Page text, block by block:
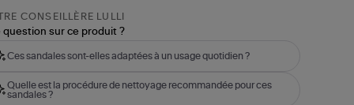
CONSEILLÈRE LULLI
question sur ce produit ?
Ces sandales sont-elles adaptées à un usage quotidien ?
Quelle est la procédure de nettoyage recommandée pour ces
sandales ?